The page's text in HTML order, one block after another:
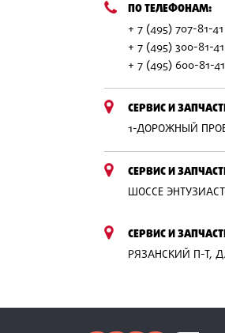
ПО ТЕЛЕФОНАМ:
+ 7 (495) 707-81-41
+ 7 (495) 300-81-41
+ 7 (495) 600-81-41
СЕРВИС И
1-ДОРОЖНЫЙ
СЕРВИС И
ШОССЕ
СЕРВИС И
РЯЗАНСКИЙ П-Т,